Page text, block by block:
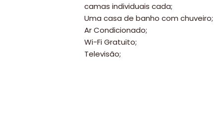
Viajar
Onde
camas individuais cada;
Uma casa de banho com chuveiro;
Ar Condicionado;
Wi-Fi Gratuito;
Televisão;